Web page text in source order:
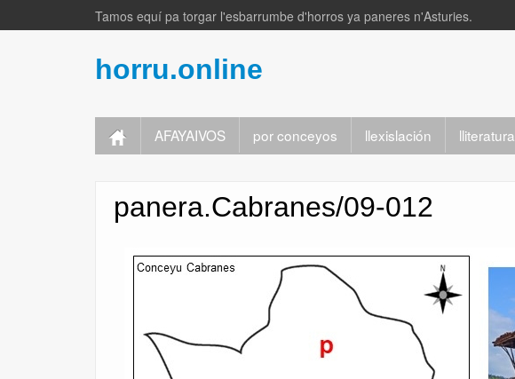
Tamos equí pa torgar l'esbarrumbe d'horros ya paneres n'Asturies.
horru.online
AFAYAIVOS por conceyos llexislación lliteratura
panera.Cabranes/09-012